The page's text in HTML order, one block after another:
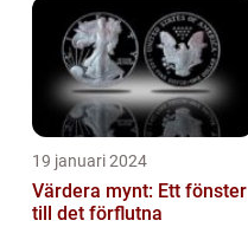
19 januari 2024
Värdera mynt: Ett fönster
till det förflutna